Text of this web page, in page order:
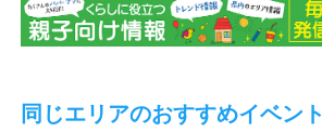
同じエリアのおすすめイベント